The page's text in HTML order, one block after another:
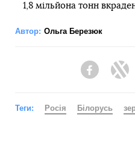
1,8 мільйона тонн
Автор: Ольга Березюк
Facebook
Теги: Росія Білорусь